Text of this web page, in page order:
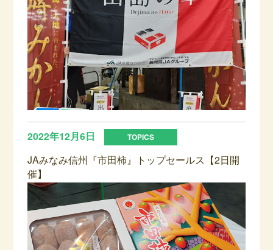
2022年12月6日
JAみなみ信州『市田柿』トップセールス【2日開
催】